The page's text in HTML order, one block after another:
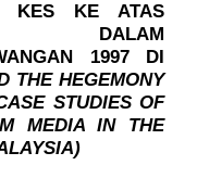
KES KE ATAS
DALAM
1997 DI
THE HEGEMONY
STUDIES OF
MEDIA IN THE